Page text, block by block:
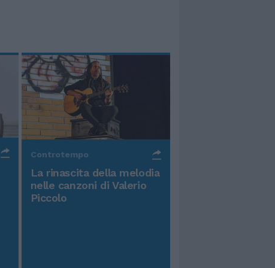
Controtempo
La rinascita della melodia
nelle canzoni di Valerio
Piccolo